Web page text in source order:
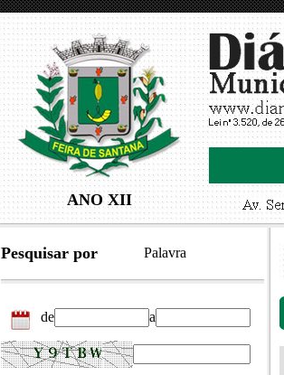
ANO XII
Pesquisar por Palavra
de a